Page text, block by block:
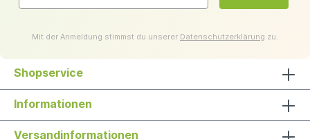
Mit der Anmeldung stimmst du unserer Datenschutzerklärung zu.
Shopservice
Informationen
Versandinformationen